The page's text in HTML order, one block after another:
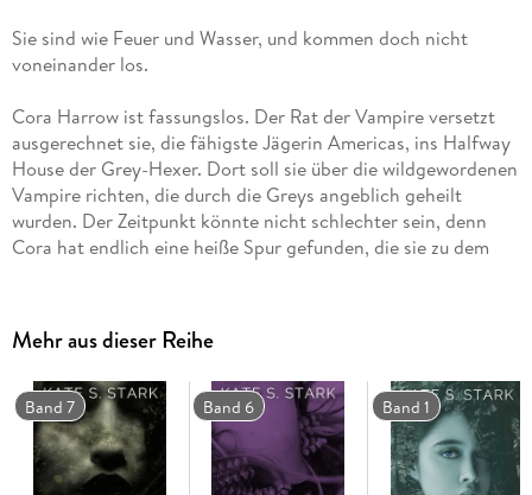
Sie sind wie Feuer und Wasser, und kommen doch nicht
voneinander los.
Cora Harrow ist fassungslos. Der Rat der Vampire versetzt
ausgerechnet sie, die fähigste Jägerin Americas, ins Halfway
House der Grey-Hexer. Dort soll sie über die wildgewordenen
Vampire richten, die durch die Greys angeblich geheilt
wurden. Der Zeitpunkt könnte nicht schlechter sein, denn
Cora hat endlich eine heiße Spur gefunden, die sie zu dem
Aber Befehle sind Befehle. Cora hat keine andere Wahl, als
dem heruntergekommenen Gasthaus für magische Wesen in
Not einen Besuch abzustatten. Dort trifft sie auf Dale Jones,
einen charismatischen Draufgänger, der ganz unerwartet das
Feuer der Leidenschaft in ihr erweckt.
Nur leider ist Dale auch einer der wilden Vampire, über deren
Schicksal Cora entscheiden soll.
Mehr aus dieser Reihe
Band 7 Band 6 Band 1